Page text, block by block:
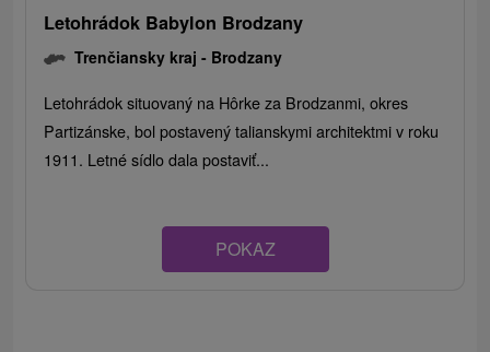
Letohrádok Babylon Brodzany
Trenčiansky kraj - Brodzany
Letohrádok situovaný na Hôrke za Brodzanmi, okres
Partizánske, bol postavený talianskymi architektmi v roku
1911. Letné sídlo dala postaviť...
POKAZ